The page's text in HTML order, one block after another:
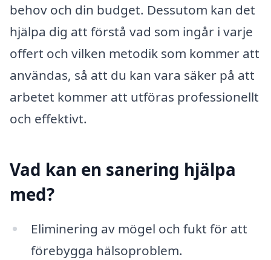
behov och din budget. Dessutom kan det
hjälpa dig att förstå vad som ingår i varje
offert och vilken metodik som kommer att
användas, så att du kan vara säker på att
arbetet kommer att utföras professionellt
och effektivt.
Vad kan en sanering hjälpa
med?
Eliminering av mögel och fukt för att
förebygga hälsoproblem.